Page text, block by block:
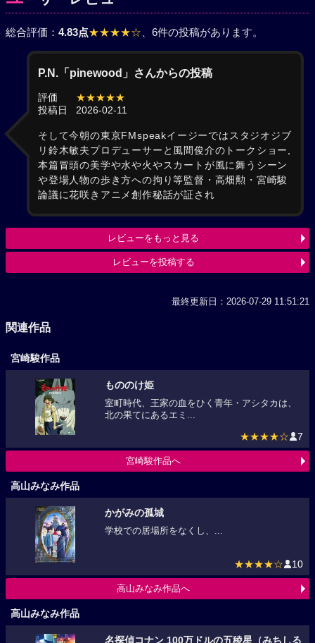
総合評価： 4.83点★★★★☆ 、6件の投稿があります。
P.N.「pinewood」さんからの投稿
評価
★★★★★
投稿日
2026-02-11
そして今朝の東京FMspeakイージーではスタジオジブ
リ鈴木敏夫プロデューサーと風間俊介のトークショー,
本篇冒頭の美学や水や火やスカートが風に舞うシーン
や登場人物の歩き方への拘り等監督・高畑勲・宮崎駿
論議に花咲きアニメ創作秘話が証され
レビューをもっと見る
レビューを投稿する
最終更新日：2026-07-29 11:51:21
関連作品
宮崎駿作品
もののけ姫
室町時代、王家の血をひく青年・アシタカは、
北の果てにあるエミ...
★★★★☆ 7
宮崎駿作品へ
高山みなみ作品
かがみの孤城
学校での居場所をなくし、...
★★★★☆ 10
高山みなみ作品へ
高山みなみ作品
名探偵コナン 100万ドルの五稜星（みちしる